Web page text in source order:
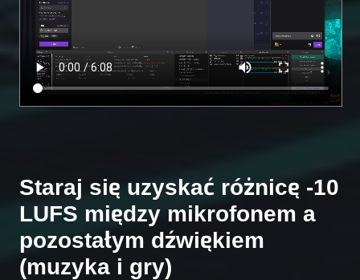
Staraj się uzyskać różnicę -10
LUFS między mikrofonem a
pozostałym dźwiękiem
(muzyka i gry)